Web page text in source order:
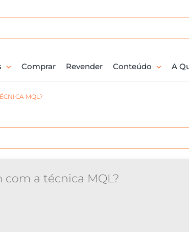
Comprar Revender Conteúdo A
MQL?
a técnica MQL?